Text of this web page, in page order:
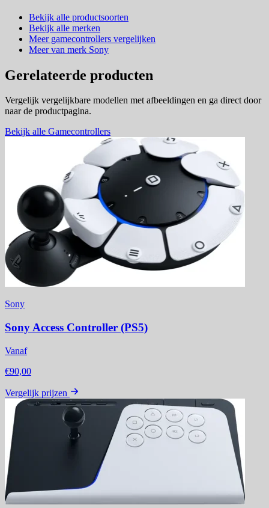
Bekijk alle productsoorten
Bekijk alle merken
Meer gamecontrollers vergelijken
Meer van merk Sony
Gerelateerde producten
Vergelijk vergelijkbare modellen met afbeeldingen en ga direct door
naar de productpagina.
Bekijk alle Gamecontrollers
Sony
Sony Access Controller (PS5)
Vanaf
€90,00
Vergelijk prijzen